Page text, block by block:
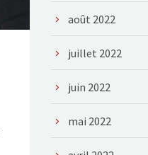
août 2022
juillet 2022
juin 2022
mai 2022